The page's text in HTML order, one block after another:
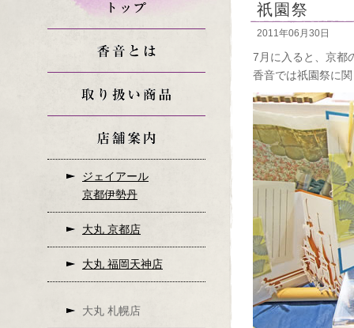
ジェイアール
京都伊勢丹
大丸 京都店
大丸 福岡天神店
大丸 札幌店
祇園祭
2011年06月30日
7月に入ると、京都
香音では祇園祭に